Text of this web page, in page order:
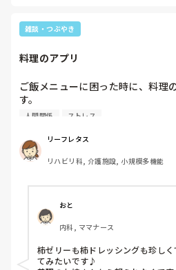
雑談・つぶやき
料理のアプリ
ご飯メニューに困った時に、料理
す。
最近、義理姉から柿をたくさんも
柿って熟するのがめっちゃ早いの
どうしたらいいかな？🤔って検索
シングが簡単だと思い、早速作りま
ゼリーは、盛り付けた後にミルク
☺️
ドレッシングは、魚やお肉、野菜
これで、義理姉から怒られなくて
人間関係 ストレス
リーフレタス
リハビリ科, 介護施設, 小規模多機能
おと
内科, ママナース
柿ゼリーも柿ドレッシングも珍し
てみたいです♪